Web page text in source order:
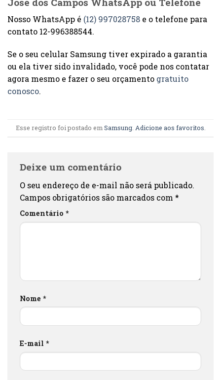
Nosso WhatsApp é (12) 997028758 e o telefone para
contato 12-996388544.
Se o seu celular Samsung tiver expirado a garantia
ou ela tiver sido invalidado, você pode nos contatar
agora mesmo e fazer o seu orçamento gratuito
conosco.
Esse registro foi postado em Samsung. Adicione aos favoritos
Deixe um comentário
O seu endereço de e-mail não será publicado.
Campos obrigatórios são marcados com *
Comentário *
Nome *
E-mail *